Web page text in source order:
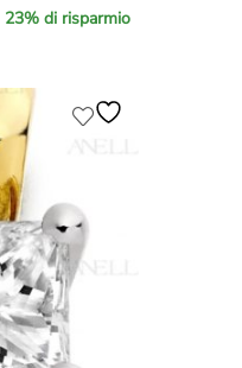
23% di risparmio